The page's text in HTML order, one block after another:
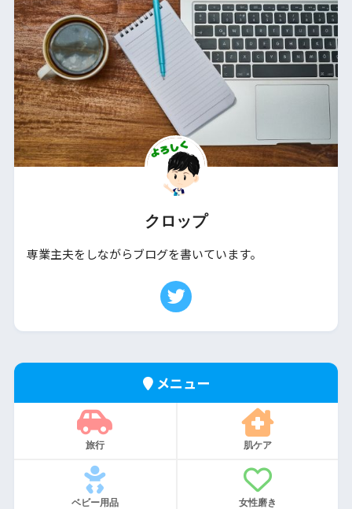
クロップ
専業主夫をしながらブログを書いています。
メニュー
旅行 肌ケア
ベビー用品 女性磨き